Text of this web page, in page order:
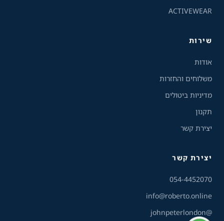
ACTIVEWEAR
שירות
אודות
משלוחים והחזרות
מדיניות ביטולים
תקנון
יצירת קשר
יצירת קשר
054-4452070
info@roberto.online
@johnpeterlondon
מצבי תצוגה
שירות הלקוחות והמכירות